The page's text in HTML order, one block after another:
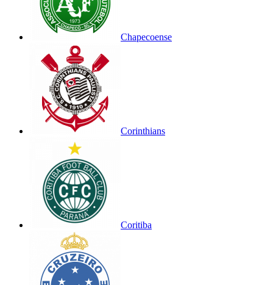
Chapecoense
Corinthians
Coritiba